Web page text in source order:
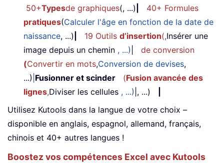
50+Typesde graphiques(, ...)
40+ Formules
pratiques(Calculer l'âge en fonction de la date de
naissance, ...) 19 Outils d’insertion(,Insérer une
image depuis un chemin , ...)
de conversion
(Convertir en mots,Conversion de devises,
...) Fusionner et scinder (Fusion avancée des
lignes,Diviser les cellules , ...) |, ...)
Utilisez Kutools dans la langue de votre choix –
disponible en anglais, espagnol, allemand, français,
chinois et 40+ autres langues !
Boostez vos compétences Excel avec Kutools